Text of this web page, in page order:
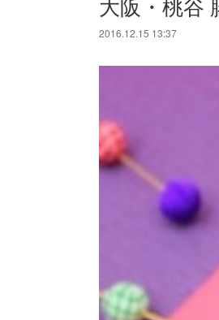
2016.12.15 13:37